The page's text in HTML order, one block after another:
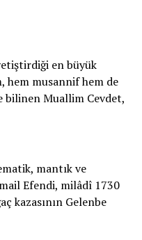
en büyük
hem musannif hem de
bilinen Muallim Cevdet,
mantık ve
Efendi, milâdî 1730
kazasının Gelenbe